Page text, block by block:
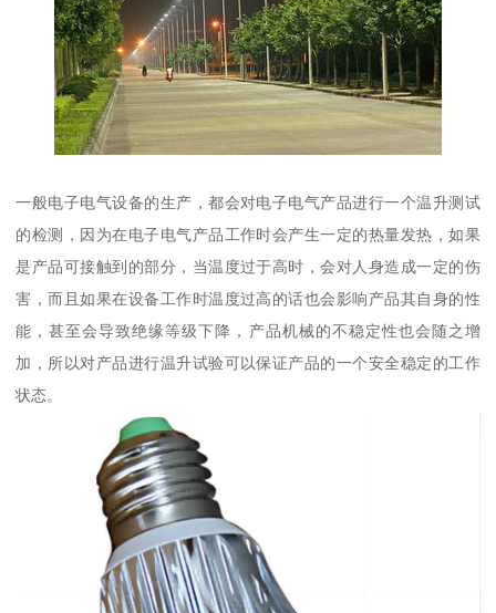
一般电子电气设备的生产，都会对电子电气产品进行一个温升测试
的检测，因为在电子电气产品工作时会产生一定的热量发热，如果
是产品可接触到的部分，当温度过于高时，会对人身造成一定的伤
害，而且如果在设备工作时温度过高的话也会影响产品其自身的性
能，甚至会导致绝缘等级下降，产品机械的不稳定性也会随之增
加，所以对产品进行温升试验可以保证产品的一个安全稳定的工作
状态。